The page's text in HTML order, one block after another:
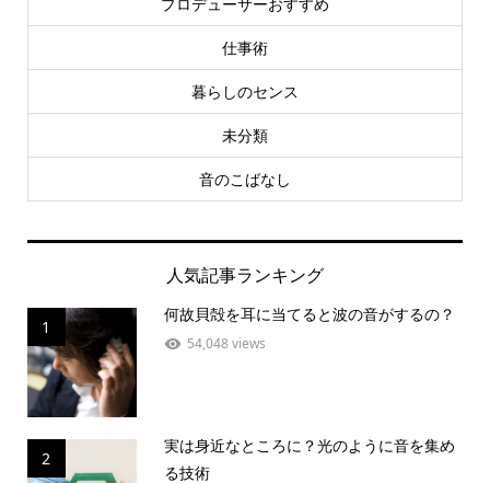
プロデューサーおすすめ
仕事術
暮らしのセンス
未分類
音のこばなし
人気記事ランキング
1
何故貝殻を耳に当てると波の音がするの？
54,048 views
2
実は身近なところに？光のように音を集め
る技術